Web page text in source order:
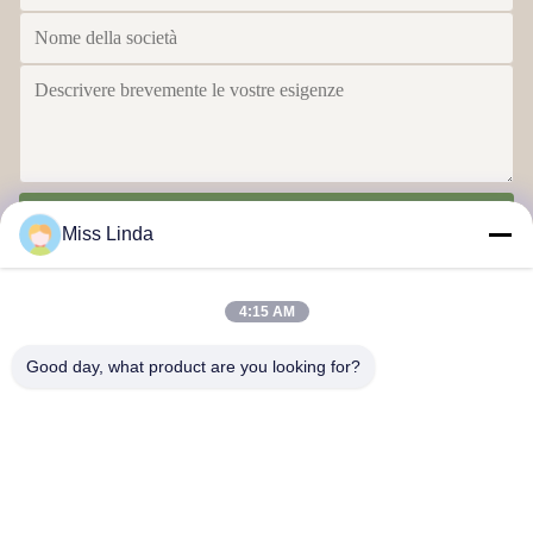
Miss Linda
4:15 AM
Good day, what product are you looking for?